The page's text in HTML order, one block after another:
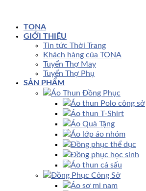
TONA
GIỚI THIỆU
Tin tức Thời Trang
Khách hàng của TONA
Tuyển Thợ May
Tuyển Thợ Phụ
SẢN PHẨM
Áo Thun Đồng Phục
Áo thun Polo công sở
Áo thun T-Shirt
Áo Quà Tặng
Áo lớp áo nhóm
Đồng phục thể dục
Đồng phục học sinh
Áo thun cá sấu
Đồng Phục Công Sở
Áo sơ mi nam